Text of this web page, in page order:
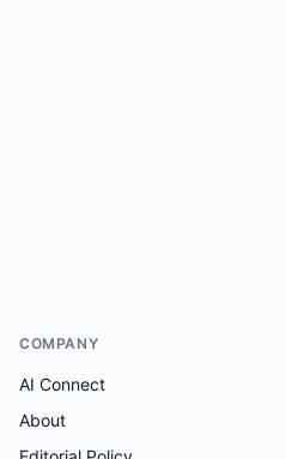
COMPANY
AI Connect
About